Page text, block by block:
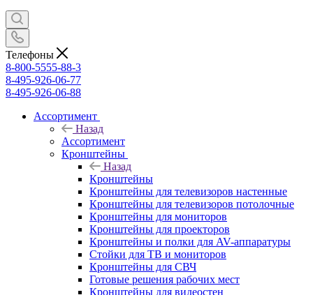
Телефоны
8-800-5555-88-3
8-495-926-06-77
8-495-926-06-88
Ассортимент
Назад
Ассортимент
Кронштейны
Назад
Кронштейны
Кронштейны для телевизоров настенные
Кронштейны для телевизоров потолочные
Кронштейны для мониторов
Кронштейны для проекторов
Кронштейны и полки для AV-аппаратуры
Стойки для ТВ и мониторов
Кронштейны для СВЧ
Готовые решения рабочих мест
Кронштейны для видеостен